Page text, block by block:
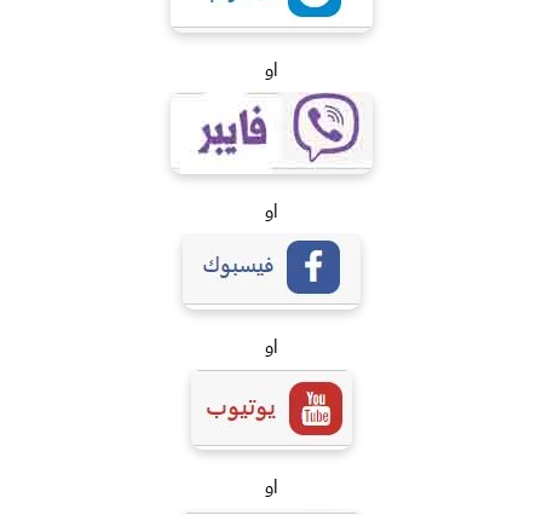
او
او
او
او